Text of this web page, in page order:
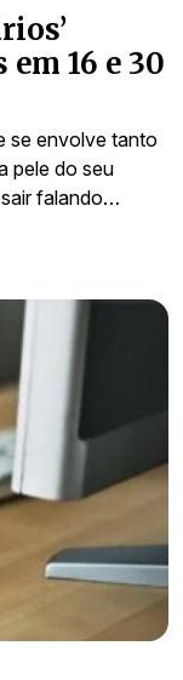
16 e 30
se envolve tanto
pele do seu
falando…